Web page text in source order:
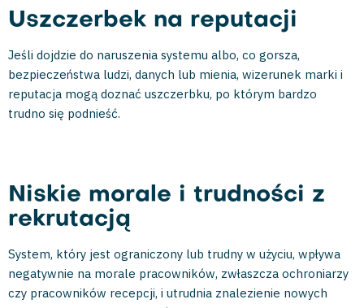
Uszczerbek na reputacji
Jeśli dojdzie do naruszenia systemu albo, co gorsza,
bezpieczeństwa ludzi, danych lub mienia, wizerunek marki i
reputacja mogą doznać uszczerbku, po którym bardzo
trudno się podnieść.
Niskie morale i trudności z
rekrutacją
System, który jest ograniczony lub trudny w użyciu, wpływa
negatywnie na morale pracowników, zwłaszcza ochroniarzy
czy pracowników recepcji, i utrudnia znalezienie nowych